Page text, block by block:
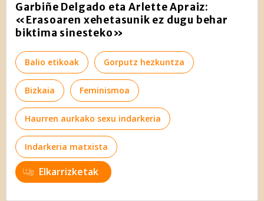
Garbiñe Delgado eta Arlette Apraiz:
«Erasoaren xehetasunik ez dugu behar
biktima sinesteko»
Balio etikoak Gorputz hezkuntza
Bizkaia Feminismoa
Haurren aurkako sexu indarkeria
Indarkeria matxista
Elkarrizketak